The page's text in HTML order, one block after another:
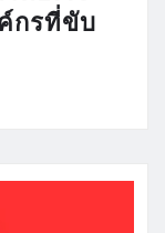
กรที่ขับ